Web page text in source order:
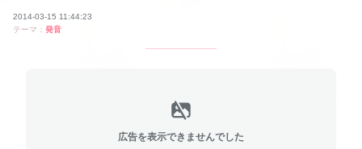
2014-03-15 11:44:23
テーマ： 発音
広告を表示できませんでした